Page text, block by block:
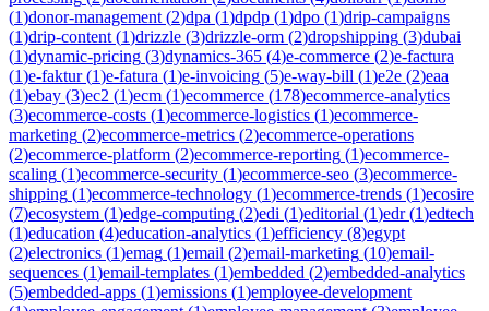
(1)donor-management (2)dpa (1)dpdp (1)dpo (1)drip-campaigns
(1)drip-content (1)drizzle (3)drizzle-orm (2)dropshipping (3)dubai
(1)dynamic-pricing (3)dynamics-365 (4)e-commerce (2)e-factura
(1)e-faktur(1)e-fatura (1)e-invoicing (5)e-way-bill (1)e2e (2)eaa
(1)ebay (3)ec2 (1)ecm (1)ecommerce (178)ecommerce-analytics
(3)ecommerce-costs (1)ecommerce-logistics (1)ecommerce-
marketing (2)ecommerce-metrics (2)ecommerce-operations
(2)ecommerce-platform (2)ecommerce-reporting (1)ecommerce-
scaling (1)ecommerce-security (1)ecommerce-seo (3)ecommerce-
shipping (1)ecommerce-technology (1)ecommerce-trends (1)ecosire
(7)ecosystem (1)edge-computing (2)edi (1)editorial (1)edr(1)edtech
(1)education (4)education-analytics (1)efficiency (8)egypt
(2)electronics (1)emag (1)email (2)email-marketing (10)email-
sequences (1)email-templates (1)embedded (2)embedded-analytics
(5)embedded-apps (1)emissions (1)employee-development